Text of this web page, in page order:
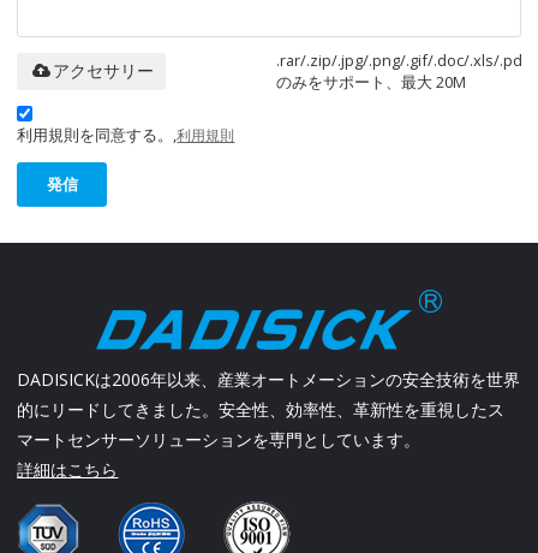
.rar/.zip/.jpg/.png/.gif/.doc/.xls/.pdf
のみをサポート、最大 20M
アクセサリー
利用規則を同意する。,利用規則
発信
DADISICKは2006年以来、産業オートメーションの安全技術を世界
的にリードしてきました。安全性、効率性、革新性を重視したス
マートセンサーソリューションを専門としています。
詳細はこちら